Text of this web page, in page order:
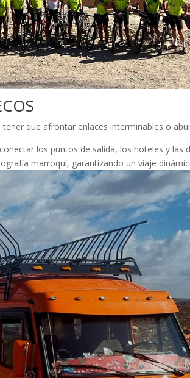
que afrontar enlaces interminables o
los puntos de salida, los hoteles y
marroquí, garantizando un viaje